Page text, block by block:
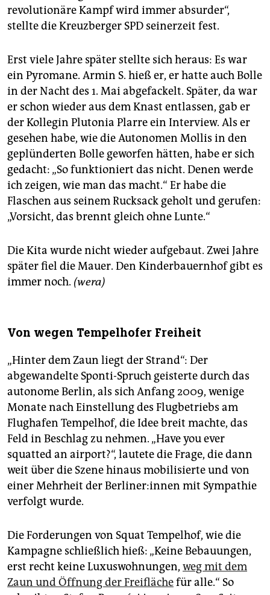
revolutionäre Kampf wird immer absurder“,
stellte die Kreuzberger SPD seinerzeit fest.
Erst viele Jahre später stellte sich heraus: Es war
ein Pyromane. Armin S. hieß er, er hatte auch Bolle
in der Nacht des 1. Mai abgefackelt. Später, da war
er schon wieder aus dem Knast entlassen, gab er
der Kollegin Plutonia Plarre ein Interview. Als er
gesehen habe, wie die Autonomen Mollis in den
geplünderten Bolle geworfen hätten, habe er sich
gedacht: „So funktioniert das nicht. Denen werde
ich zeigen, wie man das macht.“ Er habe die
Flaschen aus seinem Rucksack geholt und gerufen:
„Vorsicht, das brennt gleich ohne Lunte.“
Die Kita wurde nicht wieder aufgebaut. Zwei Jahre
später fiel die Mauer. Den Kinderbauernhof gibt es
immer noch. (wera)
Von wegen Tempelhofer Freiheit
„Hinter dem Zaun liegt der Strand“: Der
abgewandelte Sponti-Spruch geisterte durch das
autonome Berlin, als sich Anfang 2009, wenige
Monate nach Einstellung des Flugbetriebs am
Flughafen Tempelhof, die Idee breit machte, das
Feld in Beschlag zu nehmen. „Have you ever
squatted an airport?“, lautete die Frage, die dann
weit über die Szene hinaus mobilisierte und von
einer Mehrheit der Ber­li­ne­r:in­nen mit Sympathie
verfolgt wurde.
Die Forderungen von Squat Tempelhof, wie die
Kampagne schließlich hieß: „Keine Bebauungen,
erst recht keine Luxuswohnungen, weg mit dem
Zaun und Öffnung der Freiflächefür alle.“ So